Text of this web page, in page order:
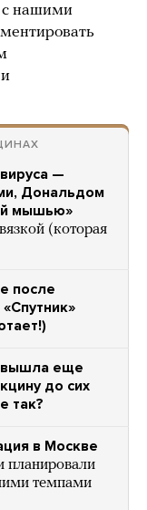
с нашими
—
Дональдом
мышью»
(которая
после
вышла еще
до сих
так?
в Москве
планировали
темпами